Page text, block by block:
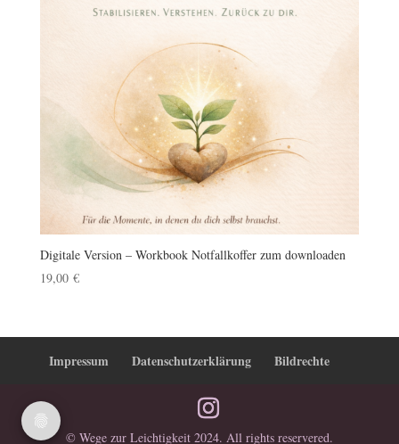
Digitale Version – Workbook Notfallkoffer zum downloaden
19,00 €
Impressum Datenschutzerklärung Bildrechte
© Wege zur Leichtigkeit 2024. All rights reservered.